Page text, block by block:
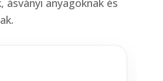
ásványi anyagoknak és